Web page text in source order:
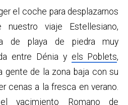
el coche para desplazarnos
viaje Estellesiano,
de playa de piedra muy
entre Dénia y els Poblets,
gente de la zona baja con su
cenas a la fresca en verano.
elyacimiento Romano de